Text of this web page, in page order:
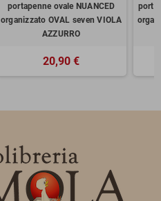
portapenne ovale NUANCED
organizzato OVAL seven VIOLA
AZZURRO
20,90 €